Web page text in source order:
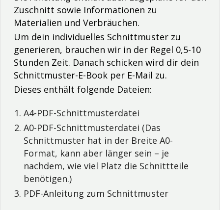
Zuschnitt sowie Informationen zu
Materialien und Verbräuchen.
Um dein individuelles Schnittmuster zu
generieren, brauchen wir in der Regel 0,5-10
Stunden Zeit. Danach schicken wird dir dein
Schnittmuster-E-Book per E-Mail zu.
Dieses enthält folgende Dateien:
A4-PDF-Schnittmusterdatei
A0-PDF-Schnittmusterdatei (Das
Schnittmuster hat in der Breite A0-
Format, kann aber länger sein – je
nachdem, wie viel Platz die Schnittteile
benötigen.)
PDF-Anleitung zum Schnittmuster